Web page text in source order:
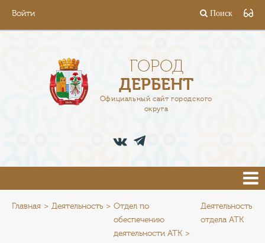
Войти Поиск
ГОРОД
ДЕРБЕНТ
Официальный сайт городского
округа
АДМИНИСТРАЦИЯ
ПРЕСС-ЦЕНТР
Главная Деятельность
Отдел по
обеспечению
деятельности АТК
Деятельность
отдела АТК